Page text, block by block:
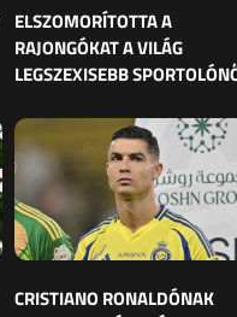
ELSZOMORÍTOTTA A
RAJONGÓKAT A VILÁG
LEGSZEXISEBB
CRISTIANO RONALDÓNAK